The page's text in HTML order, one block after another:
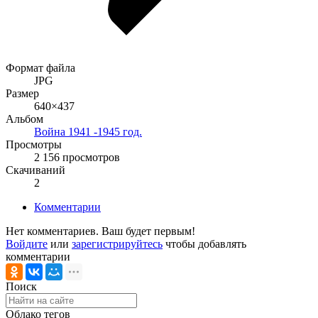
Формат файла
JPG
Размер
640×437
Альбом
Война 1941 -1945 год.
Просмотры
2 156 просмотров
Скачиваний
2
Комментарии
Нет комментариев. Ваш будет первым!
Войдите или зарегистрируйтесь чтобы добавлять
комментарии
Поиск
Облако тегов